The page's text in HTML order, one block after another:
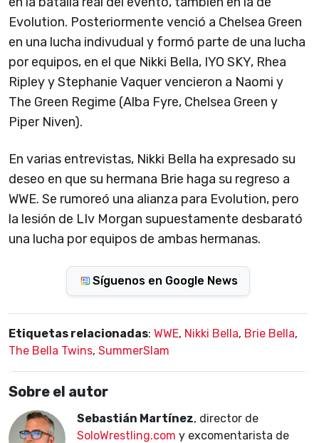
Evolution. Posteriormente venció a Chelsea Green
en una lucha indivudual y formó parte de una lucha
por equipos, en el que Nikki Bella, IYO SKY, Rhea
Ripley y Stephanie Vaquer vencieron a Naomi y
The Green Regime (Alba Fyre, Chelsea Green y
Piper Niven).
En varias entrevistas, Nikki Bella ha expresado su
deseo en que su hermana Brie haga su regreso a
WWE. Se rumoreó una alianza para Evolution, pero
la lesión de LIv Morgan supuestamente desbarató
una lucha por equipos de ambas hermanas.
Síguenos en Google News
Etiquetas relacionadas: WWE, Nikki Bella, Brie Bella,
The Bella Twins, SummerSlam
Sobre el autor
Sebastián Martínez, director de
SoloWrestling.com y excomentarista de